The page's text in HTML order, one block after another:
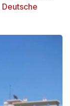
Deutsche